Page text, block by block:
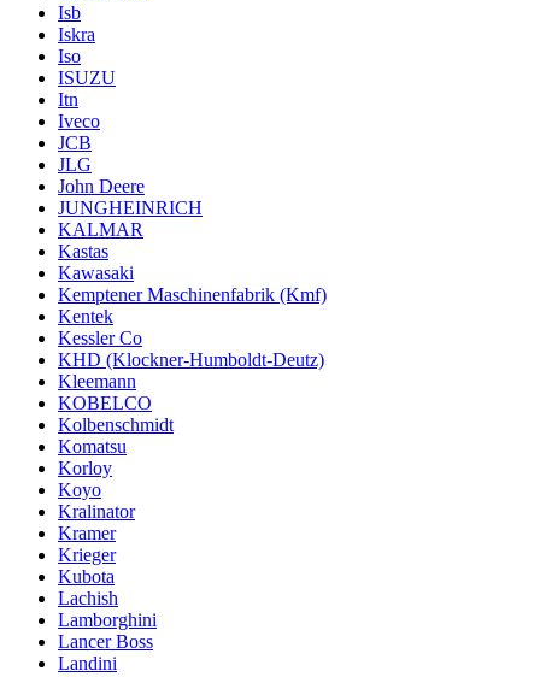
Isb
Iskra
Iso
ISUZU
Itn
Iveco
JCB
JLG
John Deere
JUNGHEINRICH
KALMAR
Kastas
Kawasaki
Kemptener Maschinenfabrik (Kmf)
Kentek
Kessler Co
KHD (Klockner-Humboldt-Deutz)
Kleemann
KOBELCO
Kolbenschmidt
Komatsu
Korloy
Koyo
Kralinator
Kramer
Krieger
Kubota
Lachish
Lamborghini
Lancer Boss
Landini